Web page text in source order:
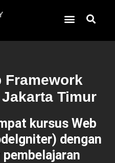
Framework
Jakarta Timur
kursus Web
dengan